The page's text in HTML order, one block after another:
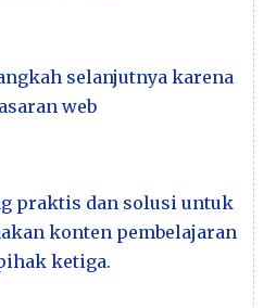
selanjutnya karena
web
praktis dan solusi untuk
konten pembelajaran
ketiga.